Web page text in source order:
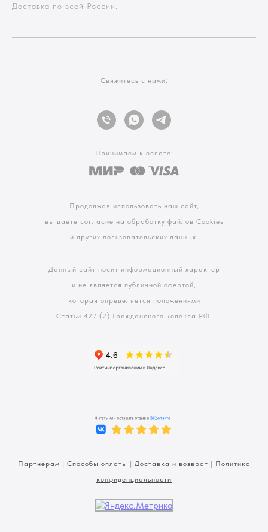
Доставка по всей России.
Свяжитесь с нами:
Принимаем к оплате:
Продолжая использовать наш сайт,
вы даете согласие на обработку файлов Cookies
и других пользовательских данных.
Данный сайт носит информационный характер
и не является публичной офертой,
которая определяется положениями
Статьи 427 (2) Гражданского кодекса РФ.
Партнёрам | Способы оплаты | Доставка и возврат | Политика
конфиденциальности